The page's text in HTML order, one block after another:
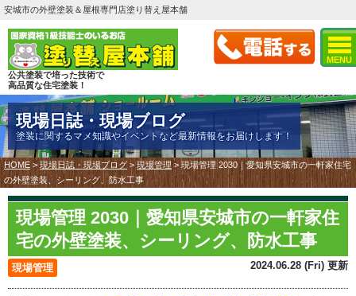
MENU
安城市の外壁塗装＆屋根専門店塗り替え屋本舗
公共塗装で培った技術で
高品質な住宅塗装！
現場日誌・現場ブログ
塗装に関するマメ知識やイベントなど最新情報をお届けします！
HOME >現場日誌・現場ブログ > 現場管理 > 現場管理 2030｜愛知県安城市の一軒家住宅
の外壁塗装、シーリング、防水工事
現場管理 2030｜愛知県安城市の一軒家住
宅の外壁塗装、シーリング、防水工事
現場管理 2024.06.28 (Fri) 更新